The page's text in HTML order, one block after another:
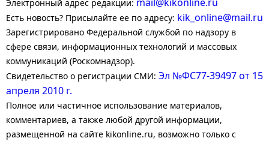
Электронный адрес редакции:
Есть новость? Присылайте ее по адресу: kik_online@mail.ru
Зарегистрировано Федеральной службой по надзору в
сфере связи, информационных технологий и массовых
коммуникаций (Роскомнадзор).
Свидетельство о регистрации СМИ: Эл №ФС77-39497 от 15
апреля 2010 г.
Полное или частичное использование материалов,
комментариев, а также любой другой информации,
размещенной на сайте kikonline.ru, возможно только с